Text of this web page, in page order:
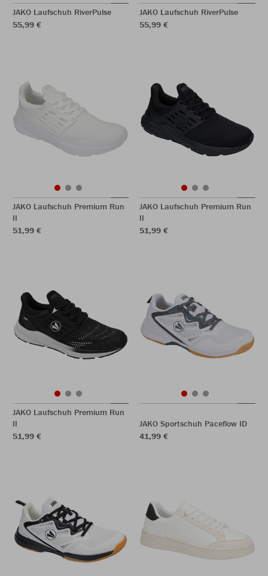
JAKO Laufschuh RiverPulse
55,99 €
JAKO Laufschuh RiverPulse
55,99 €
JAKO Laufschuh Premium Run
II
51,99 €
JAKO Laufschuh Premium Run
II
51,99 €
JAKO Laufschuh Premium Run
II
51,99 €
JAKO Sportschuh Paceflow ID
41,99 €